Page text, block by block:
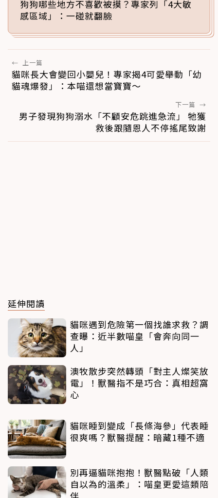
狗狗哪些地方不喜歡被摸？專家列「4大敏
感區域」：一碰就翻臉
← 上一篇
貓咪長大會變回小嬰兒！專家揭4可愛舉動「幼
貓魂爆發」：本喵還想當寶寶～
下一篇 →
男子發現狗狗溺水「不顧安危跳進急流」 牠獲
救後跟隨恩人不停搖尾致謝
延伸閱讀
貓咪遇到危險第一個找誰求救？調
查曝：近半數喵皇「會奔向同一
人」
澳牧散步突然轉頭「對主人燦笑放
電」！獸醫指不是巧合：真相超窩
心
貓咪睡到變成「長條海參」代表睡
很爽嗎？獸醫提醒：暗藏1種不適
別再逼貓咪抱抱！獸醫點破「人類
自以為的溫柔」：喵皇更愛這類陪